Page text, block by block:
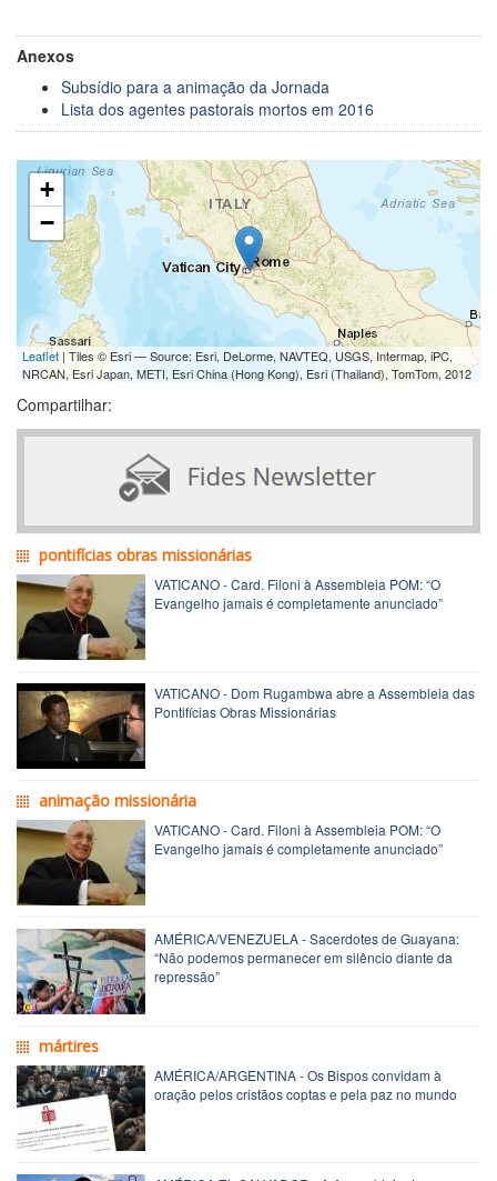
Anexos
Subsídio para a animação da Jornada
Lista dos agentes pastorais mortos em 2016
+
−
Leaflet | Tiles © Esri — Source: Esri, DeLorme, NAVTEQ, USGS, Intermap, iPC,
NRCAN, Esri Japan, METI, Esri China (Hong Kong), Esri (Thailand), TomTom, 2012
Compartilhar:
pontifícias obras missionárias
VATICANO - Card. Filoni à Assembleia POM: “O
Evangelho jamais é completamente anunciado”
VATICANO - Dom Rugambwa abre a Assembleia das
Pontifícias Obras Missionárias
animação missionária
VATICANO - Card. Filoni à Assembleia POM: “O
Evangelho jamais é completamente anunciado”
AMÉRICA/VENEZUELA - Sacerdotes de Guayana:
“Não podemos permanecer em silêncio diante da
repressão”
mártires
AMÉRICA/ARGENTINA - Os Bispos convidam à
oração pelos cristãos coptas e pela paz no mundo